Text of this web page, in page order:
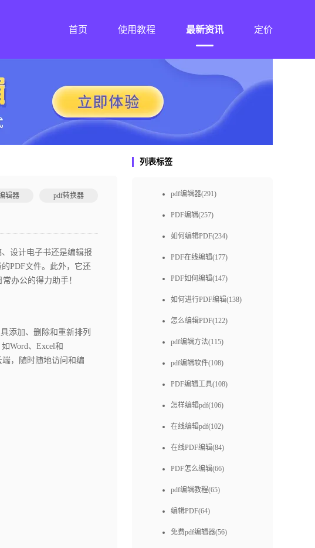
首页 使用教程 最新资讯 定价
辑器 pdf转换器
设计电子书还是编辑报
PDF文件。此外，它还
办公的得力助手！
添加、删除和重新排列
Word、Excel和
，随时随地访问和编
列表标签
pdf编辑器(291)
PDF编辑(257)
如何编辑PDF(234)
PDF在线编辑(177)
PDF如何编辑(147)
如何进行PDF编辑(138)
怎么编辑PDF(122)
pdf编辑方法(115)
pdf编辑软件(108)
PDF编辑工具(108)
怎样编辑pdf(106)
在线编辑pdf(102)
在线PDF编辑(84)
PDF怎么编辑(66)
pdf编辑教程(65)
编辑PDF(64)
免费pdf编辑器(56)